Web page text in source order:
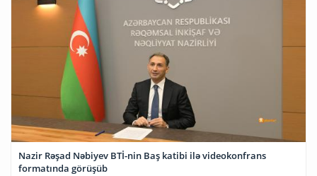
Nazir Rəşad Nəbiyev BTİ-nin Baş katibi ilə videokonfrans
formatında görüşüb